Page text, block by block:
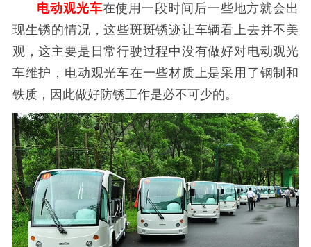
电动观光车在使用一段时间后一些地方就会出
现生锈的情况，这些斑斑锈迹让车辆看上去并不美
观，这主要是日常行驶过程中没有做好对电动观光
车维护，电动观光车在一些材质上是采用了钢制和
铁质，因此做好防锈工作是必不可少的。